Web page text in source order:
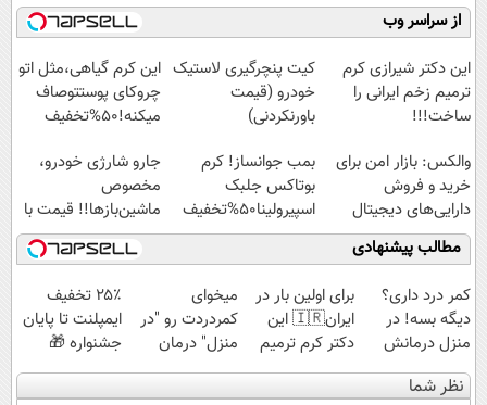
میلیاردر شد.
آموزش رایگان
موثر(تخفیف تا
امشب)
کشور)
کنید!
◗پرسش‌نامه◖
از سراسر وب
این دکتر شیرازی کرم
ترمیم زخم ایرانی را
ساخت!!!
کیت پنچرگیری لاستیک
خودرو (قیمت
باورنکردنی)
این کرم گیاهی،مثل اتو
چروکای پوستتوصاف
میکنه!50%تخفیف
والکس: بازار امن برای
خرید و فروش
دارایی‌های دیجیتال
بمب جوانساز! کرم
بوتاکس جلبک
اسپیرولینا50%تخفیف
جارو شارژی خودرو،
مخصوص
ماشین‌باز‌ها!! قیمت با
تخفیف: فقط
1,499,000
مطالب پیشنهادی
کمر درد داری؟
دیگه بسه! در
منزل درمانش
کن
(◀پرسش‌نامه)
برای اولین بار در
ایران🇮🇷 این
دکتر کرم ترمیم
کننده 23 روزه
میخوای
کمردردت رو "در
منزل" درمان
کنی؟ (◂فیلم +
۲۵٪ تخفیف
ایمپلنت تا پایان
جشنواره 🎁
نظر شما